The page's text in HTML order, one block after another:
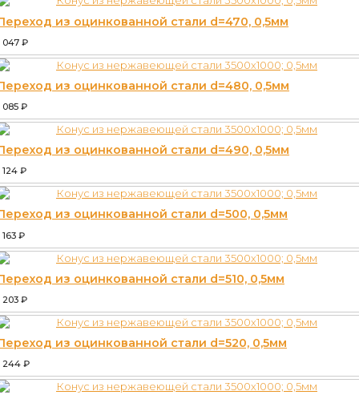
из оцинкованной стали d=470, 0,5мм
047 ₽
из оцинкованной стали d=480, 0,5мм
085 ₽
из оцинкованной стали d=490, 0,5мм
124 ₽
из оцинкованной стали d=500, 0,5мм
163 ₽
из оцинкованной стали d=510, 0,5мм
203 ₽
из оцинкованной стали d=520, 0,5мм
244 ₽